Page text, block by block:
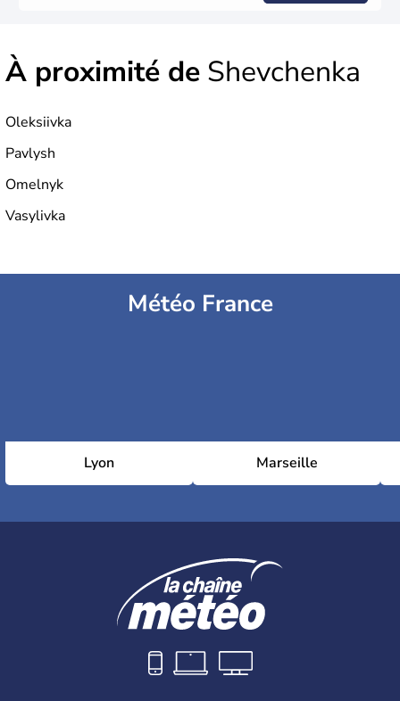
À proximité de Shevchenka
Oleksiivka
Pavlysh
Omelnyk
Vasylivka
Météo France
Lyon Marseille